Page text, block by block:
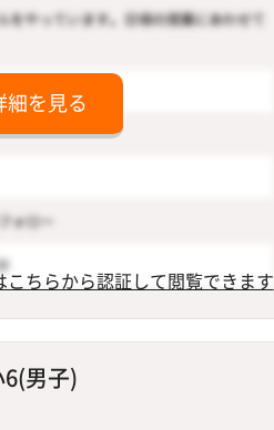
細を見る
こちらから認証して閲覧できます
6(男子)